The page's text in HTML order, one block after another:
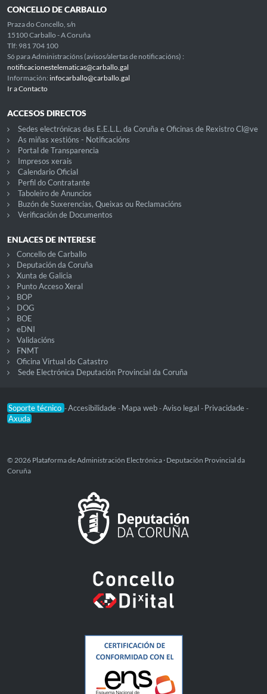
CONCELLO DE CARBALLO
Praza do Concello, s/n
15100 Carballo - A Coruña
Tlf: 981 704 100
Só para Administracións (avisos/alertas de notificacións) :
notificacionestelematicas@carballo.gal
Información: infocarballo@carballo.gal
Ir a Contacto
ACCESOS DIRECTOS
Sedes electrónicas das E.E.L.L. da Coruña e Oficinas de Rexistro Cl@ve
As miñas xestións - Notificacións
Portal de Transparencia
Impresos xerais
Calendario Oficial
Perfil do Contratante
Taboleiro de Anuncios
Buzón de Suxerencias, Queixas ou Reclamacións
Verificación de Documentos
ENLACES DE INTERESE
Concello de Carballo
Deputación da Coruña
Xunta de Galicia
Punto Acceso Xeral
BOP
DOG
BOE
eDNI
Validacións
FNMT
Oficina Virtual do Catastro
Sede Electrónica Deputación Provincial da Coruña
Soporte técnico -Accesibilidade - Mapa web -Aviso legal - Privacidade -
Axuda
© 2026 Plataforma de Administración Electrónica · Deputación Provincial da
Coruña